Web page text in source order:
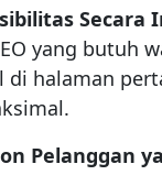
Secara
yang butuh
di halaman
Pelanggan